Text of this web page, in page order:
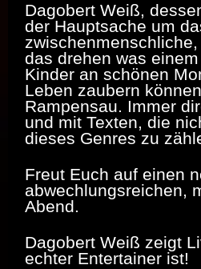
Dagobert Weiß,
der Hauptsache um
das drehen was
Kinder an schönen
Leben zaubern
Rampensau. Immer
und mit Texten, die
dieses Genres zu
Freut Euch auf einen
abwechlungsreichen,
Abend.
Dagobert Weiß zeigt
echter Entertainer ist!